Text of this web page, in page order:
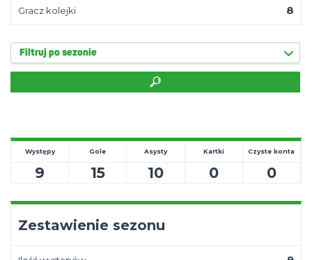
Gracz kolejki 8
Filtruj po sezonie
Występy
9
Gole
15
Asysty
10
Kartki
0
Czyste konta
0
Zestawienie sezonu